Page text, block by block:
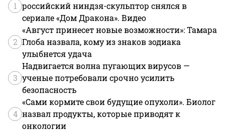
1 российский ниндзя-скульптор снялся в
сериале «Дом Дракона». Видео
2
«Август принесет новые возможности»: Тамара
Глоба назвала, кому из знаков зодиака
улыбнется удача
3
Надвигается волна пугающих вирусов —
ученые потребовали срочно усилить
безопасность
4
«Сами кормите свои будущие опухоли». Биолог
назвал продукты, которые приводят к
онкологии